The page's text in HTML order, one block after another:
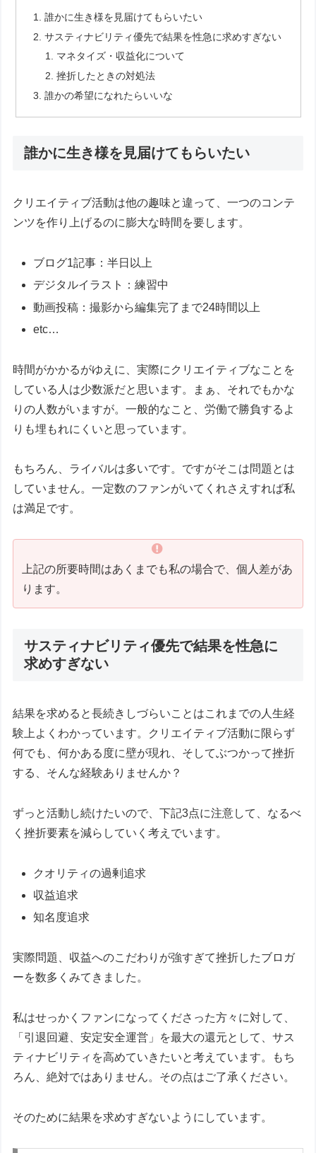
誰かに生き様を見届けてもらいたい
サスティナビリティ優先で結果を性急に求めすぎない
マネタイズ・収益化について
挫折したときの対処法
誰かの希望になれたらいいな
誰かに生き様を見届けてもらいたい
クリエイティブ活動は他の趣味と違って、一つのコンテ
ンツを作り上げるのに膨大な時間を要します。
ブログ1記事：半日以上
デジタルイラスト：練習中
動画投稿：撮影から編集完了まで24時間以上
etc…
時間がかかるがゆえに、実際にクリエイティブなことを
している人は少数派だと思います。まぁ、それでもかな
りの人数がいますが。一般的なこと、労働で勝負するよ
りも埋もれにくいと思っています。
もちろん、ライバルは多いです。ですがそこは問題とは
していません。一定数のファンがいてくれさえすれば私
は満足です。
上記の所要時間はあくまでも私の場合で、個人差があ
ります。
サスティナビリティ優先で結果を性急に
求めすぎない
結果を求めると長続きしづらいことはこれまでの人生経
験上よくわかっています。クリエイティブ活動に限らず
何でも、何かある度に壁が現れ、そしてぶつかって挫折
する、そんな経験ありませんか？
ずっと活動し続けたいので、下記3点に注意して、なるべ
く挫折要素を減らしていく考えでいます。
クオリティの過剰追求
収益追求
知名度追求
実際問題、収益へのこだわりが強すぎて挫折したブロガ
ーを数多くみてきました。
私はせっかくファンになってくださった方々に対して、
「引退回避、安定安全運営」を最大の還元として、サス
ティナビリティを高めていきたいと考えています。もち
ろん、絶対ではありません。その点はご了承ください。
そのために結果を求めすぎないようにしています。